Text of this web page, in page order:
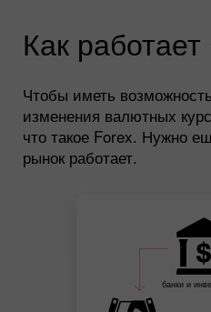
Как
Чтобы иметь
изменения валютных
что такое Forex. Нужно
рынок работает.
банки и